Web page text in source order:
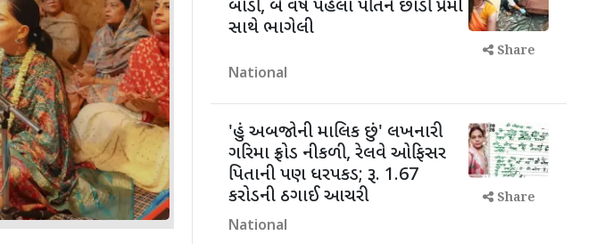
બોડી, બે વર્ષ પહેલા પતિને છોડી પ્રેમી
સાથે ભાગેલી
National
Share
'હું અબજોની માલિક છું' લખનારી
ગરિમા ફ્રોડ નીકળી, રેલવે ઓફિસર
પિતાની પણ ધરપકડ; રૂ. 1.67
કરોડની ઠગાઈ આચરી
National
Share